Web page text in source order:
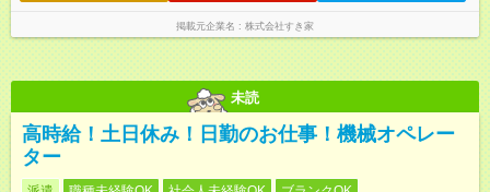
掲載元企業名 株式会社すき家
未読
高時給！土日休み！日勤のお仕事！機械オペレー
ター